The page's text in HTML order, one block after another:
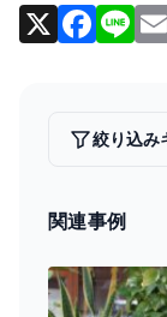
X F
e
o
o
k
Li
絞り込み
関連事例